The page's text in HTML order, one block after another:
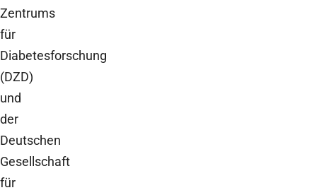
Zentrums
für
Diabetesforschung
(DZD)
und
der
Deutschen
Gesellschaft
für